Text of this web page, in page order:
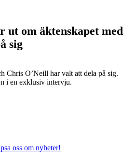
ut om äktenskapet med
sig
Chris O’Neill har valt att dela på sig.
i en exklusiv intervju.
oss om nyheter!